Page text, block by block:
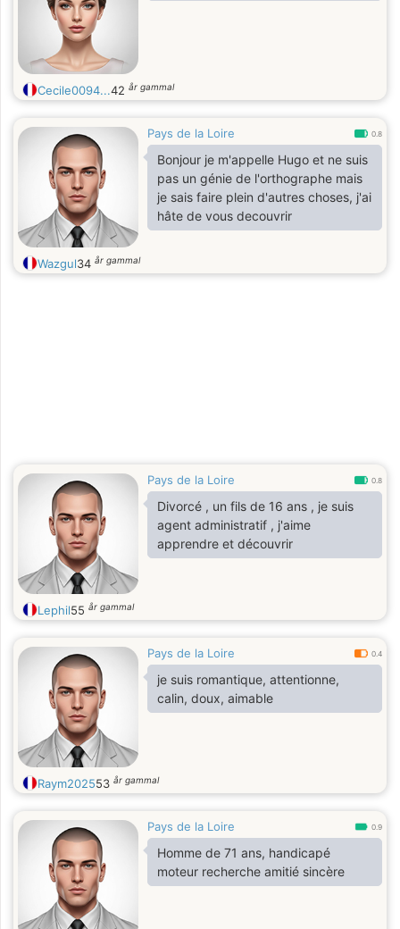
Cecile0094...42 år gammal
Pays de la Loire 0.8
Bonjour je m'appelle Hugo et ne suis
pas un génie de l'orthographe mais
je sais faire plein d'autres choses, j'ai
hâte de vous decouvrir
Wazgul34 år gammal
Pays de la Loire 0.8
Divorcé , un fils de 16 ans , je suis
agent administratif , j'aime
apprendre et découvrir
Lephil55 år gammal
Pays de la Loire 0.4
je suis romantique, attentionne,
calin, doux, aimable
Raym202553 år gammal
Pays de la Loire 0.9
Homme de 71 ans, handicapé
moteur recherche amitié sincère